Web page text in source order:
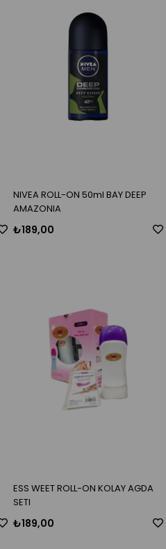
NIVEA ROLL-ON 50ml BAY DEEP
AMAZONIA
₺189,00
ESS WEET ROLL-ON KOLAY AGDA
SETI
₺189,00